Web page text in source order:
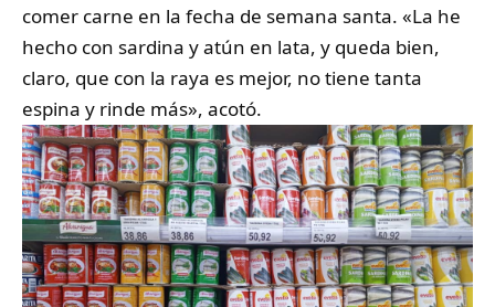
comer carne en la fecha de semana santa. «La he
hecho con sardina y atún en lata, y queda bien,
claro, que con la raya es mejor, no tiene tanta
espina y rinde más», acotó.